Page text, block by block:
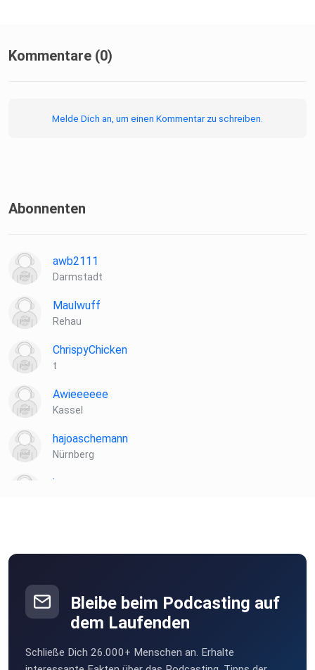
Kommentare (0)
Melde Dich an, um einen Kommentar zu schreiben.
Abonnenten
awb2111
Darmstadt
Maulwuff
Rehau
ChrispyChicken
t
Awieeeeee
Kassel
hajoaschemann
Nürnberg
jgurr
Bleibe beim Podcasting auf
dem Laufenden
Schließe Dich 26.000+ Menschen an. Erhalte